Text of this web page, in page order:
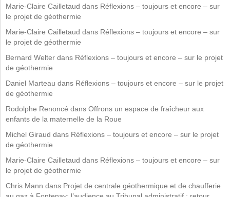
Marie-Claire Cailletaud dans Réflexions – toujours et encore – sur
le projet de géothermie
Marie-Claire Cailletaud dans Réflexions – toujours et encore – sur
le projet de géothermie
Bernard Welter dans Réflexions – toujours et encore – sur le projet
de géothermie
Daniel Marteau dans Réflexions – toujours et encore – sur le projet
de géothermie
Rodolphe Renoncé dans Offrons un espace de fraîcheur aux
enfants de la maternelle de la Roue
Michel Giraud dans Réflexions – toujours et encore – sur le projet
de géothermie
Marie-Claire Cailletaud dans Réflexions – toujours et encore – sur
le projet de géothermie
Chris Mann dans Projet de centrale géothermique et de chaufferie